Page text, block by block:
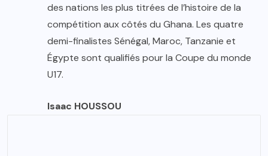
des nations les plus titrées de l’histoire de la
compétition aux côtés du Ghana. Les quatre
demi-finalistes Sénégal, Maroc, Tanzanie et
Égypte sont qualifiés pour la Coupe du monde
U17.
Isaac HOUSSOU